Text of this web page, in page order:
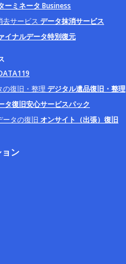
ーミネータ Business
去サービス データ抹消サービス
イナルデータ特別復元
の復旧・整理 デジタル遺品復旧・整理
タ復旧安心サービスパック
ータの復旧 オンサイト（出張）復旧
ン